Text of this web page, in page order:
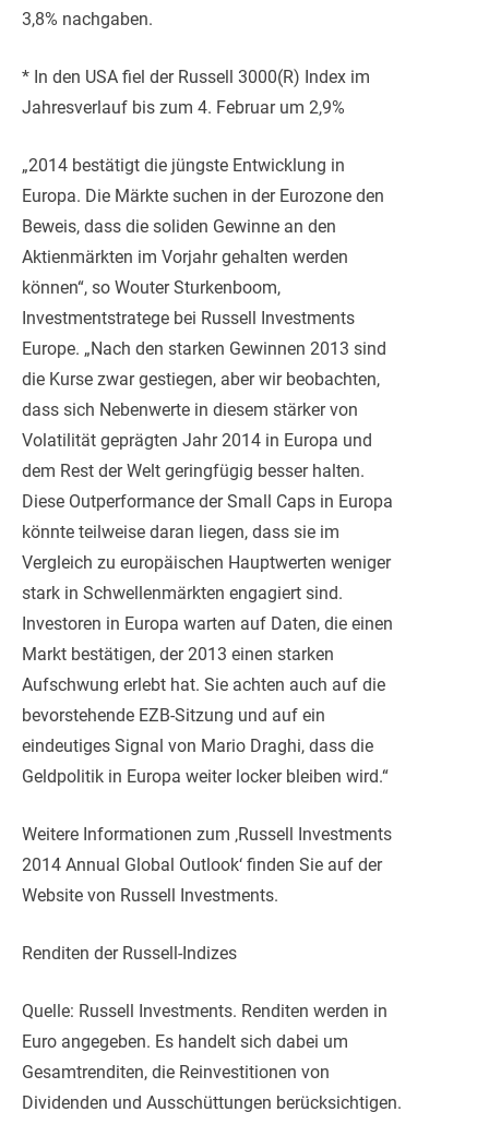
3,8% nachgaben.
* In den USA fiel der Russell 3000(R) Index im
Jahresverlauf bis zum 4. Februar um 2,9%
„2014 bestätigt die jüngste Entwicklung in
Europa. Die Märkte suchen in der Eurozone den
Beweis, dass die soliden Gewinne an den
Aktienmärkten im Vorjahr gehalten werden
können“, so Wouter Sturkenboom,
Investmentstratege bei Russell Investments
Europe. „Nach den starken Gewinnen 2013 sind
die Kurse zwar gestiegen, aber wir beobachten,
dass sich Nebenwerte in diesem stärker von
Volatilität geprägten Jahr 2014 in Europa und
dem Rest der Welt geringfügig besser halten.
Diese Outperformance der Small Caps in Europa
könnte teilweise daran liegen, dass sie im
Vergleich zu europäischen Hauptwerten weniger
stark in Schwellenmärkten engagiert sind.
Investoren in Europa warten auf Daten, die einen
Markt bestätigen, der 2013 einen starken
Aufschwung erlebt hat. Sie achten auch auf die
bevorstehende EZB-Sitzung und auf ein
eindeutiges Signal von Mario Draghi, dass die
Geldpolitik in Europa weiter locker bleiben wird.“
Weitere Informationen zum ‚Russell Investments
2014 Annual Global Outlook‘ finden Sie auf der
Website von Russell Investments.
Renditen der Russell-Indizes
Quelle: Russell Investments. Renditen werden in
Euro angegeben. Es handelt sich dabei um
Gesamtrenditen, die Reinvestitionen von
Dividenden und Ausschüttungen berücksichtigen.